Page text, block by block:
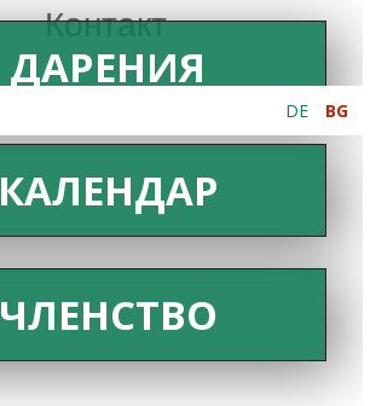
Контакт
DE BG
ДАРЕНИЯ
КАЛЕНДАР
ЧЛЕНСТВО